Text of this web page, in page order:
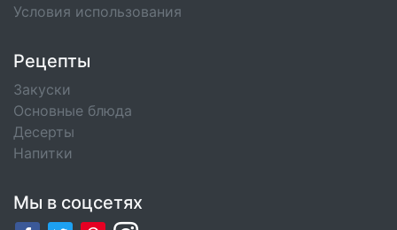
Условия использования
Рецепты
Закуски
Основные блюда
Десерты
Напитки
Мы в соцсетях